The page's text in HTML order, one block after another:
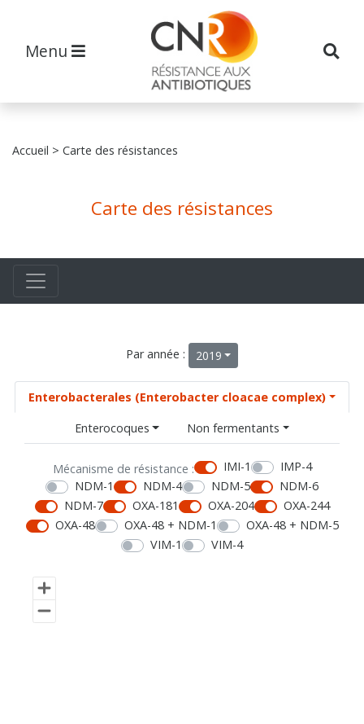
Menu
Accueil > Carte des résistances
Carte des résistances
Par année : 2019
Enterobacterales (Enterobacter cloacae complex)
Enterocoques
Non fermentants
Mécanisme de résistance : IMI-1
IMP-4
NDM-1
NDM-4 NDM-5
NDM-6
NDM-7
OXA-181 OXA-204
OXA-244
OXA-48
OXA-48 + NDM-1
OXA-48 + NDM-5
VIM-1
VIM-4